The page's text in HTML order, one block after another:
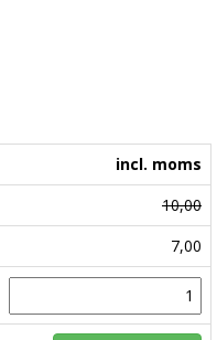
incl. moms
10,00
7,00